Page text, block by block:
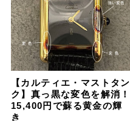
【カルティエ・マストタン
ク】真っ黒な変色を解消！
15,400円で蘇る黄金の輝
き